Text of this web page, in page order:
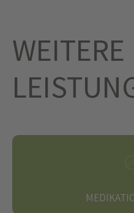
WEITERE